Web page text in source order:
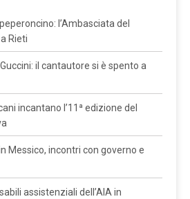
l’Ambasciata del
Rieti
il cantautore si è spento a
incantano l’11ª edizione del
Messico, incontri con governo e
assistenziali dell’AIA in